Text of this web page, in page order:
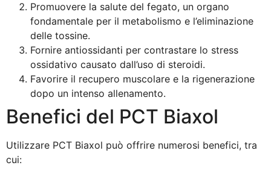
Promuovere la salute del fegato, un organo
fondamentale per il metabolismo e l’eliminazione
delle tossine.
Fornire antiossidanti per contrastare lo stress
ossidativo causato dall’uso di steroidi.
Favorire il recupero muscolare e la rigenerazione
dopo un intenso allenamento.
Benefici del PCT Biaxol
Utilizzare PCT Biaxol può offrire numerosi benefici, tra
cui: